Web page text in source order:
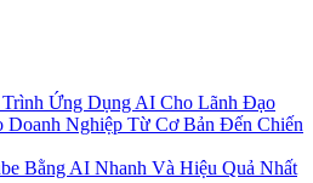
Ứng Dụng AI Cho Lãnh Đạo
Nghiệp Từ Cơ Bản Đến Chiến
Bằng AI Nhanh Và Hiệu Quả Nhất